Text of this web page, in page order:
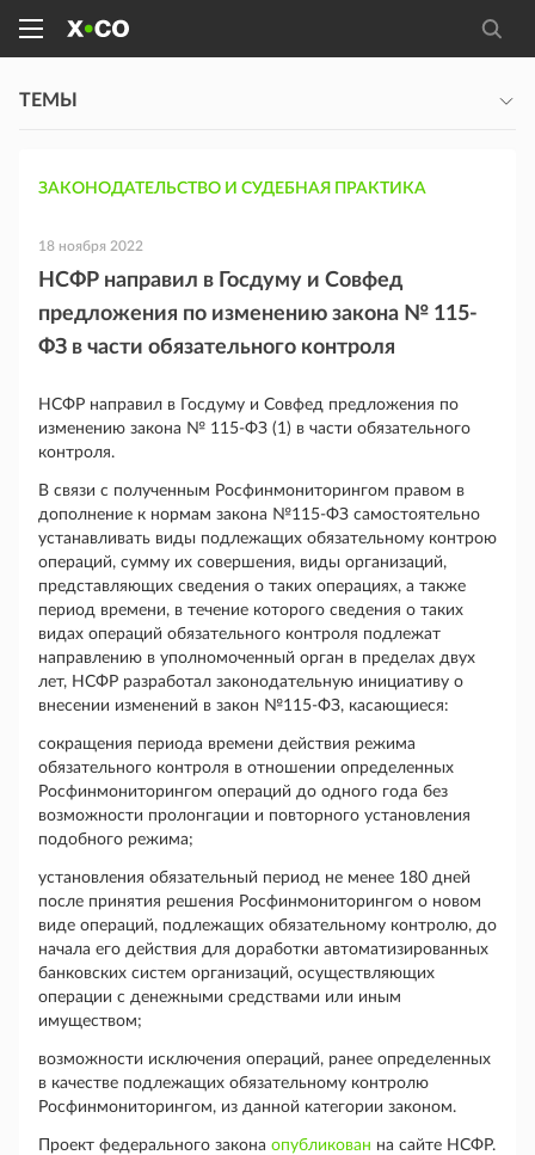
ТЕМЫ
ЗАКОНОДАТЕЛЬСТВО И СУДЕБНАЯ ПРАКТИКА
18 ноября 2022
НСФР направил в Госдуму и Совфед
предложения по изменению закона № 115-
ФЗ в части обязательного контроля
НСФР направил в Госдуму и Совфед предложения по
изменению закона № 115-ФЗ (1) в части обязательного
контроля.
В связи с полученным Росфинмониторингом правом в
дополнение к нормам закона №115-ФЗ самостоятельно
устанавливать виды подлежащих обязательному контрою
операций, сумму их совершения, виды организаций,
представляющих сведения о таких операциях, а также
период времени, в течение которого сведения о таких
видах операций обязательного контроля подлежат
направлению в уполномоченный орган в пределах двух
лет, НСФР разработал законодательную инициативу о
внесении изменений в закон №115-ФЗ, касающиеся:
сокращения периода времени действия режима
обязательного контроля в отношении определенных
Росфинмониторингом операций до одного года без
возможности пролонгации и повторного установления
подобного режима;
установления обязательный период не менее 180 дней
после принятия решения Росфинмониторингом о новом
виде операций, подлежащих обязательному контролю, до
начала его действия для доработки автоматизированных
банковских систем организаций, осуществляющих
операции с денежными средствами или иным
имуществом;
возможности исключения операций, ранее определенных
в качестве подлежащих обязательному контролю
Росфинмониторингом, из данной категории законом.
Проект федерального закона опубликован на сайте НСФР.